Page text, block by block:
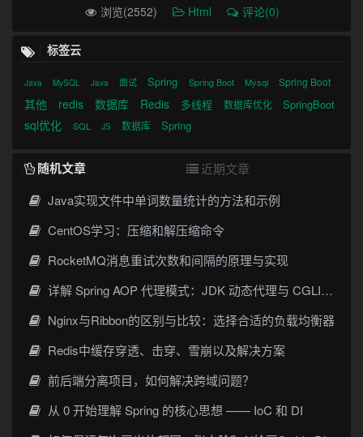
浏览(2552) Html 评论(0)
标签云
Java MySQL Java 面试 Spring Spring Boot Mysql Spring Boot
其他 redis 数据库 Redis 多线程 数据库优化 SpringBoot
sql优化 SQL JS 数据库 Spring
随机文章
近期文章
Java实现文件中单词数量统计的方法和示例
CentOS学习：压缩和解压缩命令
RocketMQ消息重试次数和间隔的原理与实现
详解 Spring AOP 代理模式：JDK 动态代理与 CGLIB 原理
Nginx与Ribbon的区别与比较：选择合适的负载均衡器
Redis中缓存穿透、击穿、雪崩以及解决方案
前后端分离项目，如何解决跨域问题？
从 0 开始理解 Spring 的核心思想 —— IoC 和 DI